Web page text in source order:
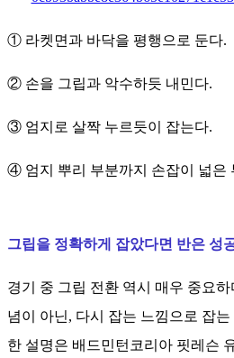
① 라켓면과 바닥을 평행으로 둔다.
② 손을 그립과 악수하듯 내민다.
③ 엄지로 살짝 누르듯이 잡는다.
④ 엄지 뿌리 부분까지 손잡이 넓은
그립을 정확하게 잡았다면 반은 성
경기 중 그립 전환 역시 매우 중요
념이 아닌, 다시 잡는 느낌으로 잡
한 설명은 배드민턴코리아 핏레슨